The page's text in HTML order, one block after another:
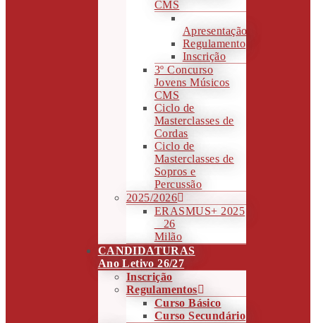
CMS
Apresentação
Regulamento
Inscrição
3º Concurso
Jovens Músicos
CMS
Ciclo de
Masterclasses de
Cordas
Ciclo de
Masterclasses de
Sopros e
Percussão
2025/2026
ERASMUS+ 2025
_ 26
Milão
CANDIDATURAS
Ano Letivo 26/27
Inscrição
Regulamentos
Curso Básico
Curso Secundário